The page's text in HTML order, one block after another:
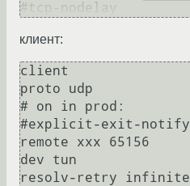
клиент:
client
proto udp
# on in prod:
#explicit-exit-notify
remote xxx 65156
dev tun
resolv-retry infinite